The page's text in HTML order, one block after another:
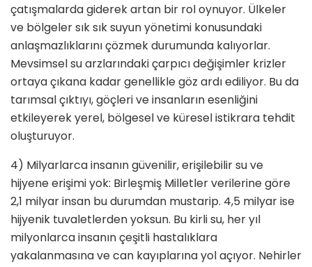
çatışmalarda giderek artan bir rol oynuyor. Ülkeler
ve bölgeler sık sık suyun yönetimi konusundaki
anlaşmazlıklarını çözmek durumunda kalıyorlar.
Mevsimsel su arzlarındaki çarpıcı değişimler krizler
ortaya çıkana kadar genellikle göz ardı ediliyor. Bu da
tarımsal çıktıyı, göçleri ve insanların esenliğini
etkileyerek yerel, bölgesel ve küresel istikrara tehdit
oluşturuyor.
4) Milyarlarca insanın güvenilir, erişilebilir su ve
hijyene erişimi yok: Birleşmiş Milletler verilerine göre
2,1 milyar insan bu durumdan mustarip. 4,5 milyar ise
hijyenik tuvaletlerden yoksun. Bu kirli su, her yıl
milyonlarca insanın çeşitli hastalıklara
yakalanmasına ve can kayıplarına yol açıyor. Nehirler